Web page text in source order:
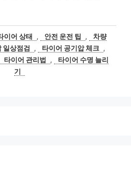
이어 상태 , 안전 운전 팁 ,
차량
일상점검 , 타이어 공기압 체크 ,
타이어 관리법 ,
타이어 수명 늘리
기